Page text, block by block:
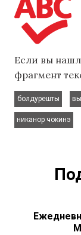
Если вы
фрагмент
болдурешты
никанор чокинэ